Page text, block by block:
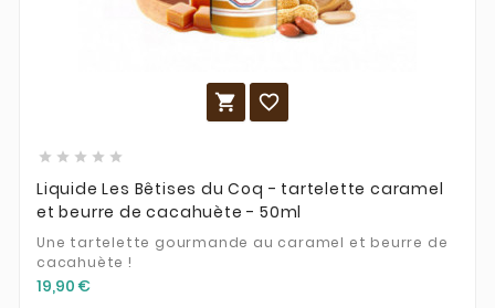
 
    
Liquide Les Bêtises du Coq - tartelette caramel
et beurre de cacahuète - 50ml
Une tartelette gourmande au caramel et beurre de
cacahuète !
19,90 €